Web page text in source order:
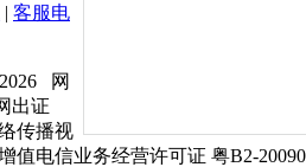
| 客服电
2026 网
出证
传播视
值电信业务经营许可证 粤B2-